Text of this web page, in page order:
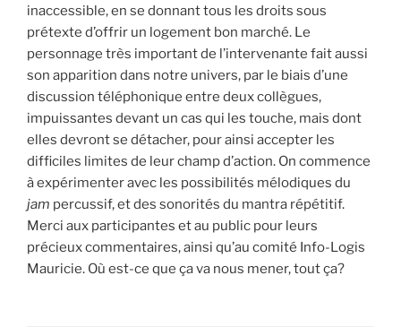
inaccessible, en se donnant tous les droits sous
prétexte d’offrir un logement bon marché. Le
personnage très important de l’intervenante fait aussi
son apparition dans notre univers, par le biais d’une
discussion téléphonique entre deux collègues,
impuissantes devant un cas qui les touche, mais dont
elles devront se détacher, pour ainsi accepter les
difficiles limites de leur champ d’action. On commence
à expérimenter avec les possibilités mélodiques du
jam percussif, et des sonorités du mantra répétitif.
Merci aux participantes et au public pour leurs
précieux commentaires, ainsi qu’au comité Info-Logis
Mauricie. Où est-ce que ça va nous mener, tout ça?